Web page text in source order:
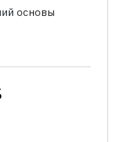
основы